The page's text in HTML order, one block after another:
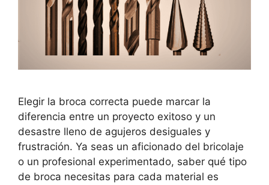
Elegir la broca correcta puede marcar la
diferencia entre un proyecto exitoso y un
desastre lleno de agujeros desiguales y
frustración. Ya seas un aficionado del bricolaje
o un profesional experimentado, saber qué tipo
de broca necesitas para cada material es